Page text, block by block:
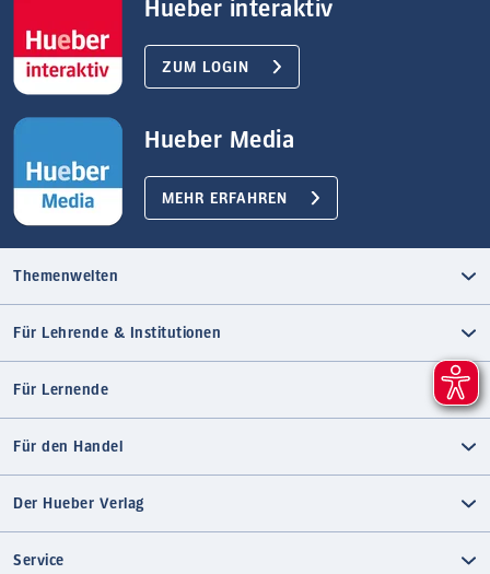
Hueber interaktiv
ZUM LOGIN
Hueber Media
MEHR ERFAHREN
Themenwelten
Für Lehrende & Institutionen
Für Lernende
Für den Handel
Der Hueber Verlag
Service